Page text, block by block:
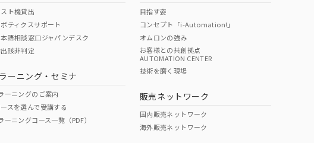
O O
証/適合状況ページへ
ジからご検索ください
ト機貸出
ティクスサポート
語相談窓口ジャパンデスク
該非判定
ーニング・セミナ
ーニングのご案内
スを選んで受講する
ーニングコース一覧（PDF）
目指す姿
コンセプト「i-Automation!」
オムロンの強み
お客様との共創拠点
AUTOMATION CENTER
技術を磨く現場
販売ネットワーク
国内販売ネットワーク
海外販売ネットワーク